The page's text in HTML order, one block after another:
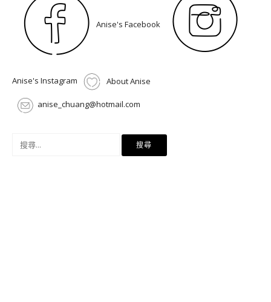
Anise's Facebook
Anise's Instagram About Anise
anise_chuang@hotmail.com